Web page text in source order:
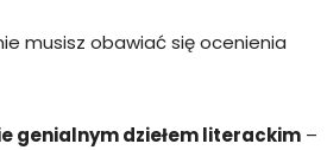
musisz obawiać się ocenienia
genialnym dziełem literackim –